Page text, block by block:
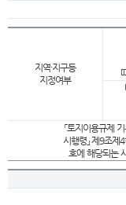
지역·지구등
지정여부
「토지이용규제
시행령」 제9조제
호에 해당되는